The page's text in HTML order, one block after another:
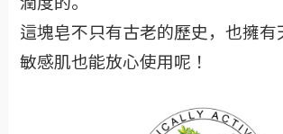
這塊皂不只有古老的歷史，也擁有
敏感肌也能放心使用呢！